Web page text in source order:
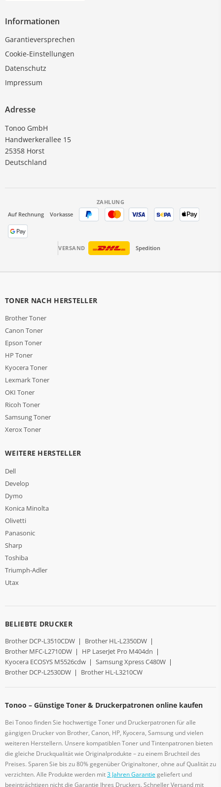
Informationen
Garantieversprechen
Cookie-Einstellungen
Datenschutz
Impressum
Adresse
Tonoo GmbH
Handwerkerallee 15
25358 Horst
Deutschland
ZAHLUNG
Auf Rechnung
Vorkasse
VERSAND Spedition
TONER NACH HERSTELLER
Brother Toner
Canon Toner
Epson Toner
HP Toner
Kyocera Toner
Lexmark Toner
OKI Toner
Ricoh Toner
Samsung Toner
Xerox Toner
WEITERE HERSTELLER
Dell
Develop
Dymo
Konica Minolta
Olivetti
Panasonic
Sharp
Toshiba
Triumph-Adler
Utax
BELIEBTE DRUCKER
Brother DCP-L3510CDW | Brother HL-L2350DW |
Brother MFC-L2710DW | HP LaserJet Pro M404dn |
Kyocera ECOSYS M5526cdw | Samsung Xpress C480W |
Brother DCP-L2530DW | Brother HL-L3210CW
Tonoo – Günstige Toner & Druckerpatronen online kaufen
Bei Tonoo finden Sie hochwertige Toner und Druckerpatronen für alle
gängigen Drucker von Brother, Canon, HP, Kyocera, Samsung und vielen
weiteren Herstellern. Unsere kompatiblen Toner und Tintenpatronen bieten
die gleiche Druckqualität wie Originalprodukte – zu einem Bruchteil des
Preises. Sparen Sie bis zu 80% gegenüber Originaltoner, ohne auf Qualität zu
verzichten. Alle Produkte werden mit3 Jahren Garantiegeliefert und
beeinträchtigen nicht die Garantie Ihres Druckers. Schneller Versand mit